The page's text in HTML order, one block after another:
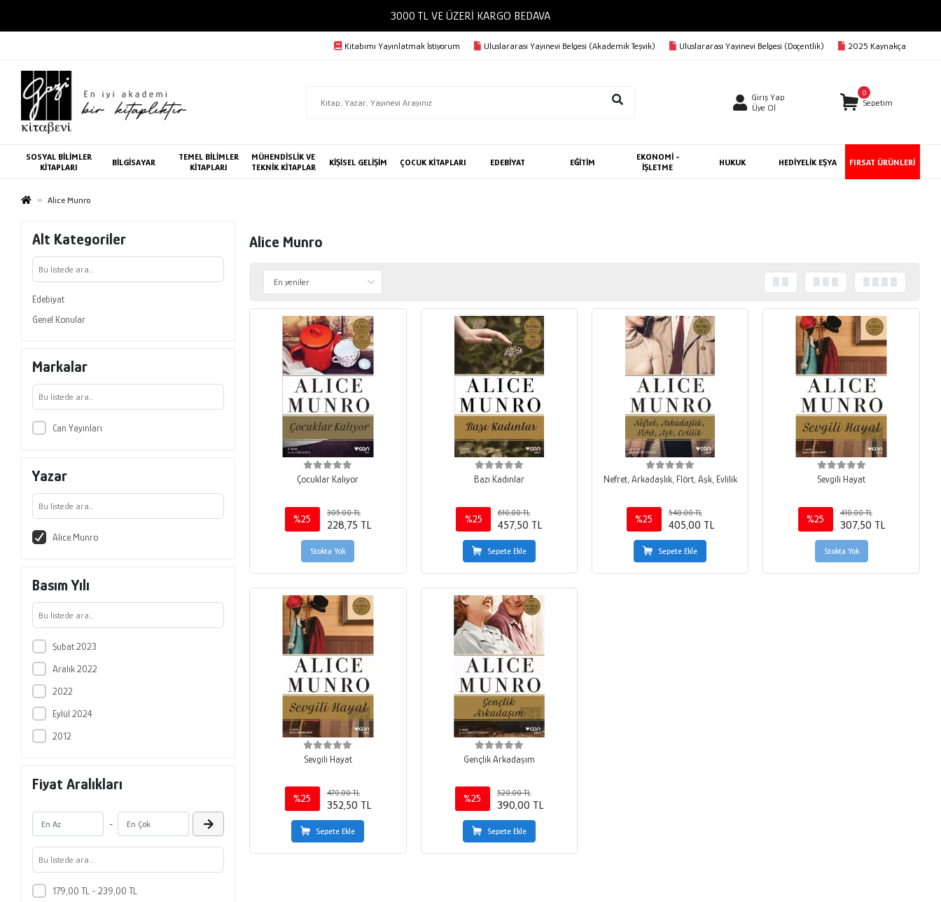
3000 TL VE ÜZERİ KARGO BEDAVA
Kitabımı Yayınlatmak İstiyorum Uluslararası Yayınevi Belgesi (Akademik Teşvik) Uluslararası Yayınevi Belgesi (Doçentlik) 2025 Kaynakça
Giriş Yap
Üye Ol
0
Sepetim
SOSYAL BİLİMLER
KİTAPLARI
BİLGİSAYAR
TEMEL BİLİMLER
KİTAPLARI
MÜHENDİSLİK VE
TEKNİK KİTAPLAR
KİŞİSEL GELİŞİM ÇOCUK KİTAPLARI EDEBİYAT EĞİTİM
EKONOMİ -
İŞLETME
HUKUK HEDİYELİK EŞYA FIRSAT ÜRÜNLERİ
Alice Munro
Alt Kategoriler
Edebiyat
Genel Konular
Markalar
Can Yayınları
Yazar
Alice Munro
Basım Yılı
Şubat 2023
Aralık 2022
2022
Eylül 2024
2012
Fiyat Aralıkları
-
179,00 TL - 239,00 TL
Alice Munro
Çocuklar Kalıyor
%25
305,00 TL
228,75 TL
Stokta Yok
Bazı Kadınlar
%25
610,00 TL
457,50 TL
Sepete Ekle
Nefret, Arkadaşlık, Flört, Aşk, Evlilik
%25
540,00 TL
405,00 TL
Sepete Ekle
Sevgili Hayat
%25
410,00 TL
307,50 TL
Stokta Yok
Sevgili Hayat
%25
470,00 TL
352,50 TL
Sepete Ekle
Gençlik Arkadaşım
%25
520,00 TL
390,00 TL
Sepete Ekle